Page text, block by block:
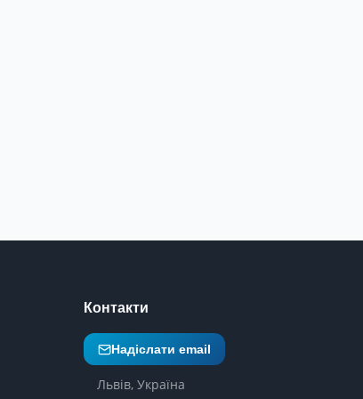
Контакти
Надіслати email
Львів, Україна